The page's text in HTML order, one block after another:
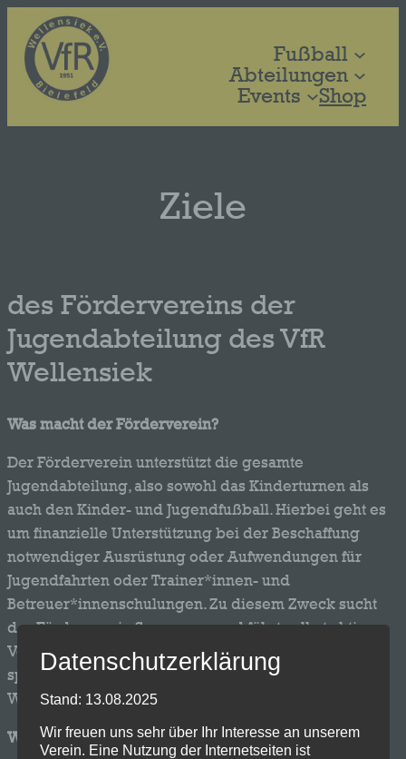
Inhalt
springen
Fußball
Abteilungen
Events
Shop
Ziele
des Fördervereins der
Jugendabteilung des VfR
Wellensiek
Was macht der Förderverein?
Der Förderverein unterstützt die gesamte
Jugendabteilung, also sowohl das Kinderturnen als
auch den Kinder- und Jugendfußball. Hierbei geht es
um finanzielle Unterstützung bei der Beschaffung
notwendiger Ausrüstung oder Aufwendungen für
Jugendfahrten oder Trainer*innen- und
Betreuer*innenschulungen. Zu diesem Zweck sucht
der Förderverein Sponsoren und führt selbst aktiv
Veranstaltungen durch, deren Erlöse dann in die
sportliche Kinder- und Jugendarbeit des VfR
Wellensiek fließen.
Wer entscheidet über die Verwendung der Gelder?
Datenschutzerklärung
Stand: 13.08.2025
Wir freuen uns sehr über Ihr Interesse an unserem
Verein. Eine Nutzung der Internetseiten ist